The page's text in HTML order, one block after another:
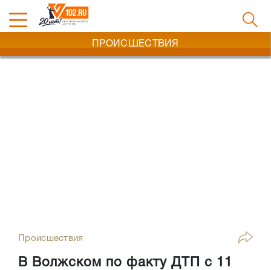
ПРОИСШЕСТВИЯ
Происшествия
В Волжском по факту ДТП с 11